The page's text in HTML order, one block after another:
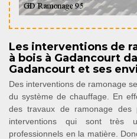
Les interventions de
à bois à Gadancourt
Gadancourt et ses
Des interventions de ramonage
du système de chauffage. En
des travaux de ramonage
interventions qui sont très
professionnels en la matière.